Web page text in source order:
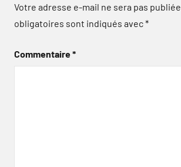
Votre adresse e-mail ne sera pas publiée.
obligatoires sont indiqués avec*
Commentaire*